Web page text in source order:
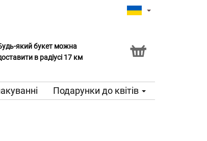
який букет можна
в радіусі 17 км
Click & Collect
Подарунки до квітів